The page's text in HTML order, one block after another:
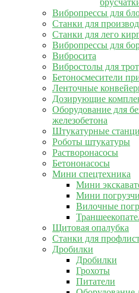
Вибропрессы для
Станки для
Станки для лего
Вибропрессы для
Вибросита
Вибростолы для
Бетоносмесители
Ленточные
Дозирующие
Оборудование для
железобетона
Штукатурные
Роботы штукатуры
Растворонасосы
Бетононасосы
Мини спецтехника
Мини
Мини
Вилочные
Щитовая опалубка
Станки для
Дробилки
Дробилки
Грохоты
Питатели